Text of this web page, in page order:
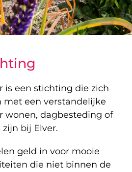
is een stichting die zich
met een verstandelijke
wonen, dagbesteding of
bij Elver.
geld in voor mooie
die niet binnen de